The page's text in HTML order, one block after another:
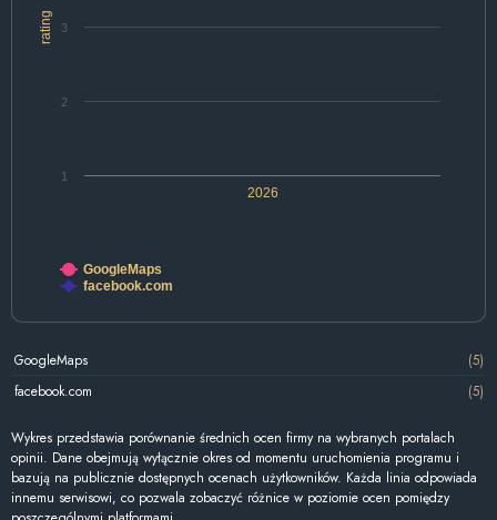
rating
2026
1
2
3
GoogleMaps
facebook.com
GoogleMaps
(5)
facebook.com
(5)
Wykres przedstawia porównanie średnich ocen firmy na wybranych portalach
opinii. Dane obejmują wyłącznie okres od momentu uruchomienia programu i
bazują na publicznie dostępnych ocenach użytkowników. Każda linia odpowiada
innemu serwisowi, co pozwala zobaczyć różnice w poziomie ocen pomiędzy